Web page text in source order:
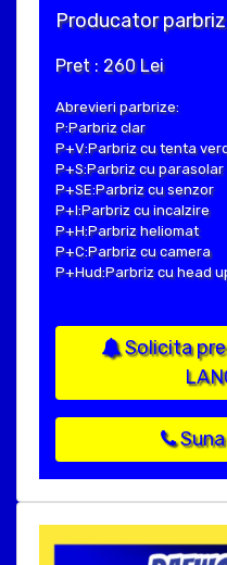
Producator parbriz
Pret : 260 Lei
Abrevieri parbrize:
P:Parbriz clar
P+V:Parbriz cu tenta
P+S:Parbriz cu parasolar
P+SE:Parbriz cu senzor
P+I:Parbriz cu incalzire
P+H:Parbriz heliomat
P+C:Parbriz cu camera
P+Hud:Parbriz cu head
Solicita